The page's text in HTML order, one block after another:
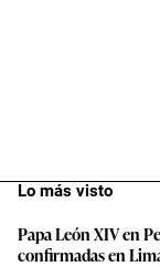
Lo más visto
Papa León XIV en
confirmadas en